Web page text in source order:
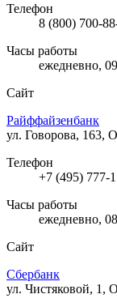
Телефон
8 (800) 700-
Часы работы
ежедневно,
Сайт
Райффайзенбанк
ул. Говорова, 163,
Телефон
+7 (495) 777-
Часы работы
ежедневно,
Сайт
Сбербанк
ул. Чистяковой, 1,